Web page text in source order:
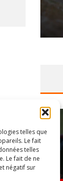
telles que
Le fait
telles
Le fait de ne
négatif sur